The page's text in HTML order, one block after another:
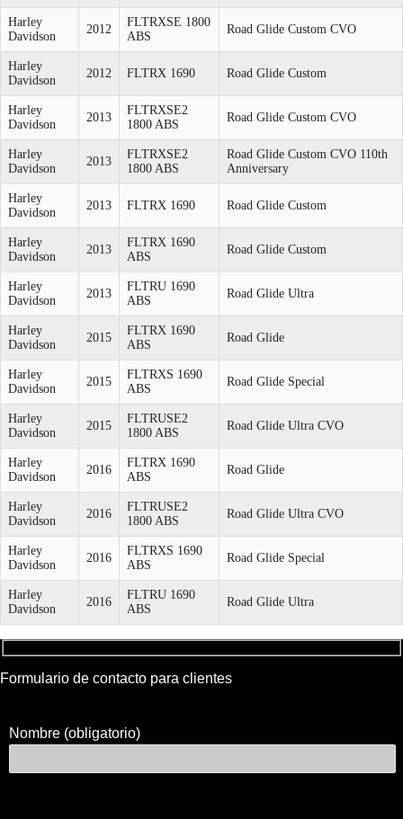
Harley
Davidson
2012
FLTRXSE 1800
ABS
Road Glide Custom CVO
Harley
Davidson
2012 FLTRX 1690 Road Glide Custom
Harley
Davidson
2013
FLTRXSE2
1800 ABS
Road Glide Custom CVO
Harley
Davidson
2013
FLTRXSE2
1800 ABS
Road Glide Custom CVO 110th
Anniversary
Harley
Davidson
2013 FLTRX 1690 Road Glide Custom
Harley
Davidson
2013
FLTRX 1690
ABS
Road Glide Custom
Harley
Davidson
2013
FLTRU 1690
ABS
Road Glide Ultra
Harley
Davidson
2015
FLTRX 1690
ABS
Road Glide
Harley
Davidson
2015
FLTRXS 1690
ABS
Road Glide Special
Harley
Davidson
2015
FLTRUSE2
1800 ABS
Road Glide Ultra CVO
Harley
Davidson
2016
FLTRX 1690
ABS
Road Glide
Harley
Davidson
2016
FLTRUSE2
1800 ABS
Road Glide Ultra CVO
Harley
Davidson
2016
FLTRXS 1690
ABS
Road Glide Special
Harley
Davidson
2016
FLTRU 1690
ABS
Road Glide Ultra
Formulario de contacto para clientes
Nombre (obligatorio)